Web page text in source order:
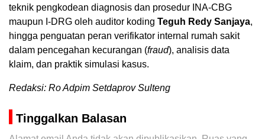
teknik pengkodean diagnosis dan prosedur INA-CBG
maupun I-DRG oleh auditor koding Teguh Redy Sanjaya,
hingga penguatan peran verifikator internal rumah sakit
dalam pencegahan kecurangan (fraud), analisis data
klaim, dan praktik simulasi kasus.
Redaksi: Ro Adpim Setdaprov Sulteng
Tinggalkan Balasan